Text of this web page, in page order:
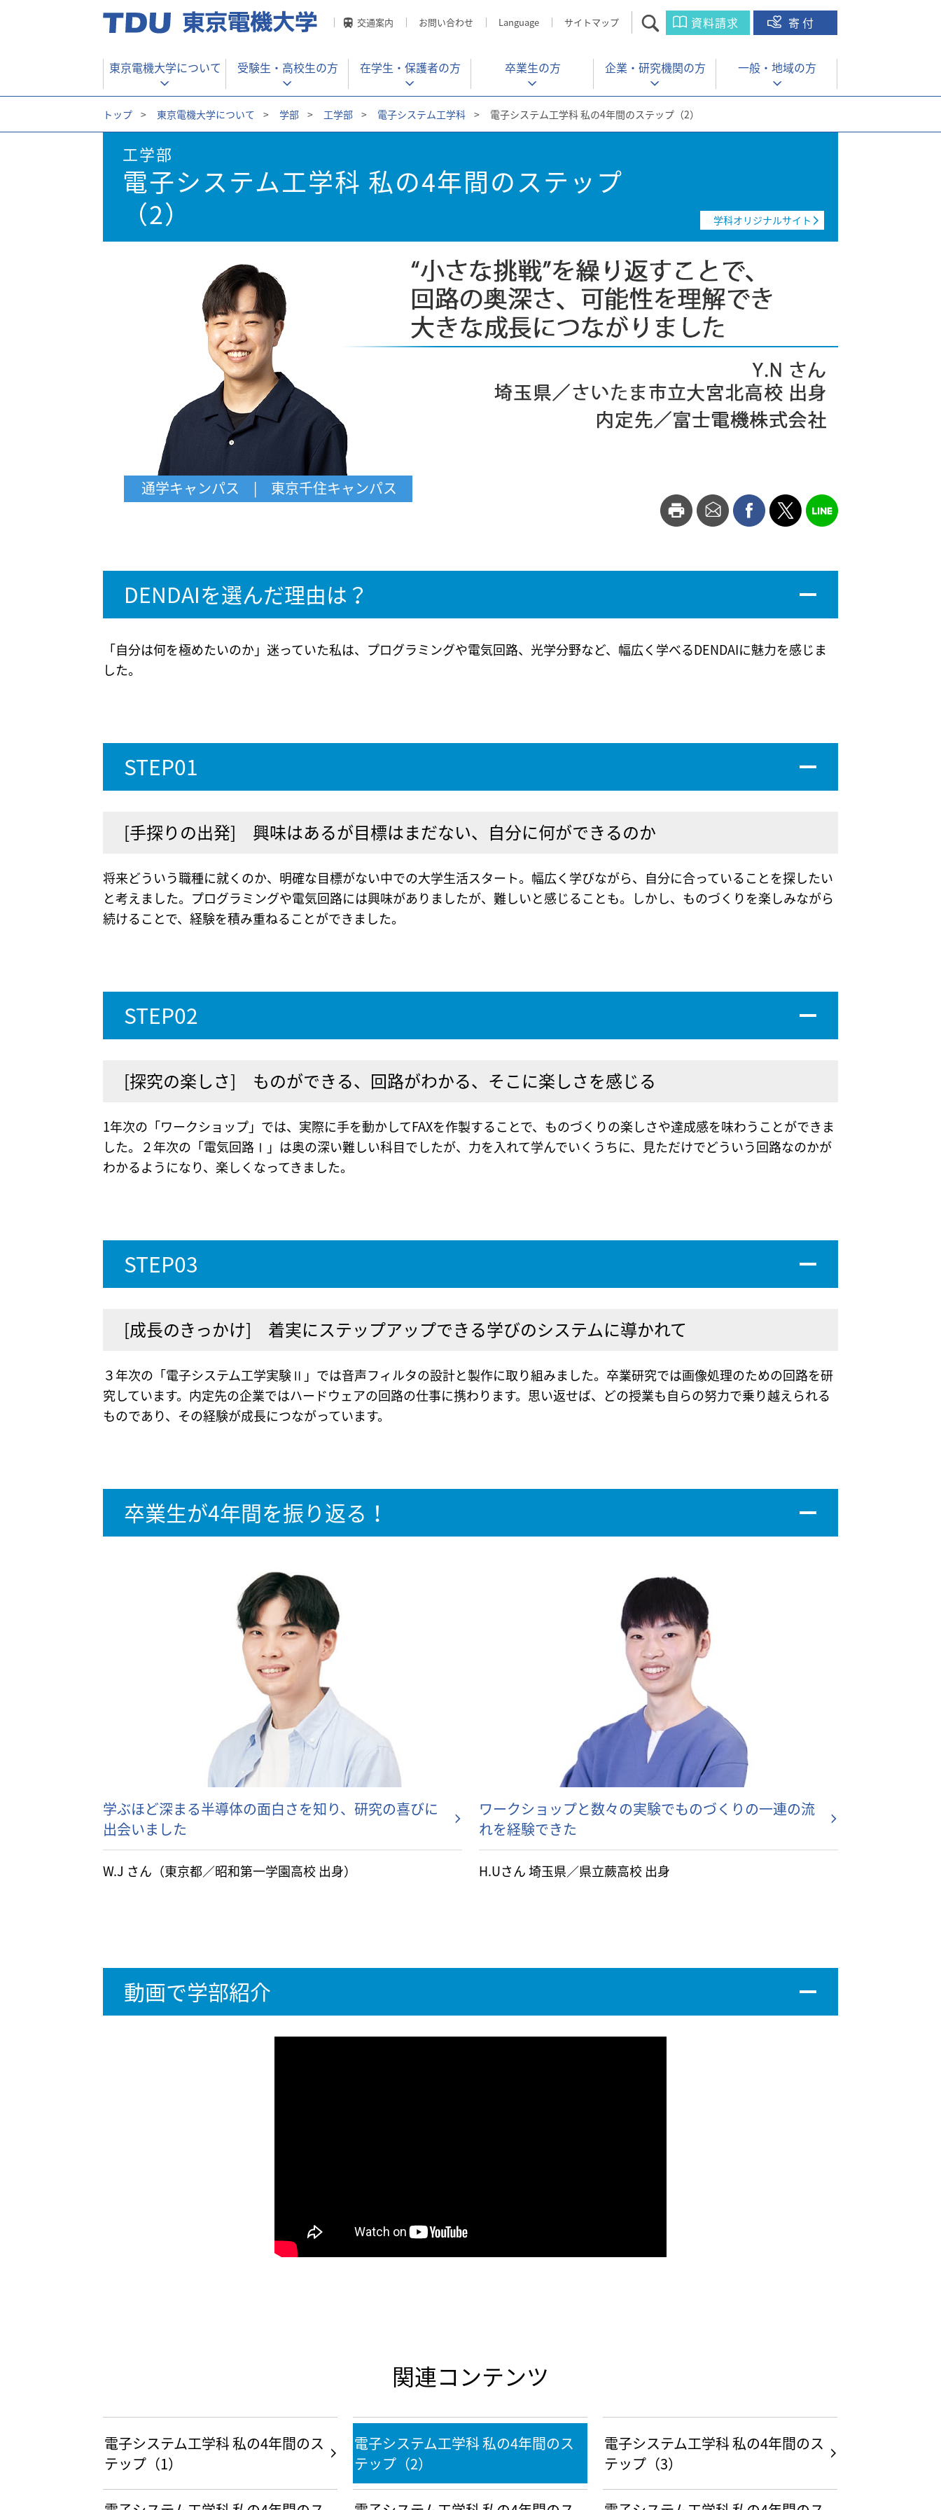
交通案内 お問い合わせ Language サイトマップ 資料請求 寄付
東京電機大学について 受験生・ 高校生の方 在学生・ 保護者の方 卒業生の方 企業・ 研究機関の方 一般・ 地域の方
トップ > 東京電機大学について > 学部 > 工学部 > 電子システム工学科 > 電子システム工学科 私の4年間のステップ（2）
工学部
電子システム工学科 私の4年間のステップ
（2）
学科オリジナルサイト
通学キャンパス | 東京千住キャンパス
DENDAIを選んだ理由は？
「自分は何を極めたいのか」迷っていた私は、プログラミングや電気回路、光学分野など、幅広く学べるDENDAIに魅力を感じま
した。
STEP01
[手探りの出発] 興味はあるが目標はまだない、自分に何ができるのか
将来どういう職種に就くのか、明確な目標がない中での大学生活スタート。幅広く学びながら、自分に合っていることを探したい
と考えました。プログラミングや電気回路には興味がありましたが、難しいと感じることも。しかし、ものづくりを楽しみながら
続けることで、経験を積み重ねることができました。
STEP02
[探究の楽しさ] ものができる、回路がわかる、そこに楽しさを感じる
1年次の「ワークショップ」では、実際に手を動かしてFAXを作製することで、ものづくりの楽しさや達成感を味わうことができま
した。２年次の「電気回路Ⅰ」は奥の深い難しい科目でしたが、力を入れて学んでいくうちに、見ただけでどういう回路なのかが
わかるようになり、楽しくなってきました。
STEP03
[成長のきっかけ] 着実にステップアップできる学びのシステムに導かれて
３年次の「電子システム工学実験Ⅱ」では音声フィルタの設計と製作に取り組みました。卒業研究では画像処理のための回路を研
究しています。内定先の企業ではハードウェアの回路の仕事に携わります。思い返せば、どの授業も自らの努力で乗り越えられる
ものであり、その経験が成長につながっています。
卒業生が4年間を振り返る！
学ぶほど深まる半導体の面白さを知り、研究の喜びに
出会いました
W.J さん（東京都／昭和第一学園高校 出身）
ワークショップと数々の実験でものづくりの一連の流
れを経験できた
H.Uさん 埼玉県／県立蕨高校 出身
動画で学部紹介
関連コンテンツ
電子システム工学科 私の4年間のス
テップ（1）
電子システム工学科 私の4年間のス
テップ（2）
電子システム工学科 私の4年間のス
テップ（3）